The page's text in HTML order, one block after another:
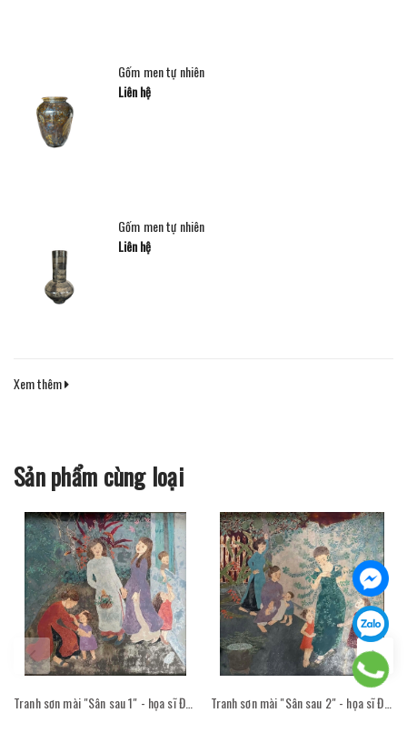
Gốm men tự nhiên
Liên hệ
Gốm men tự nhiên
Liên hệ
Xem thêm
Sản phẩm cùng loại